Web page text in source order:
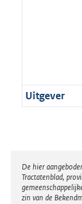
Uitgever
De hier
Tractatenblad,
zin van de